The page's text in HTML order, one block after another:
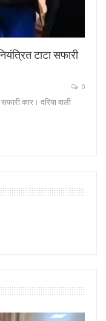
टाटा सफारी
0
कार। दरिया वाली